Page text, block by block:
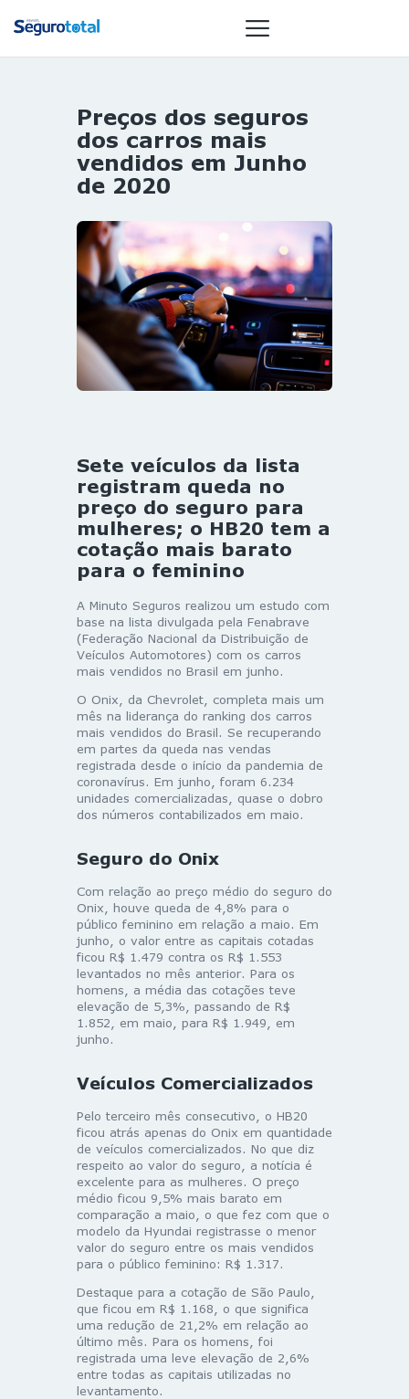
NOTÍCIAS
REVISTA
ESPECIAIS
OURO
ST SUMMIT
MULHERES
GESTORAS
HOMEST
HOME
Preços dos seguros
dos carros mais
vendidos em Junho
de 2020
Sete veículos da lista
registram queda no
preço do seguro para
mulheres; o HB20 tem a
cotação mais barato
para o feminino
A Minuto Seguros realizou um estudo com
base na lista divulgada pela Fenabrave
(Federação Nacional da Distribuição de
Veículos Automotores) com os carros
mais vendidos no Brasil em junho.
O Onix, da Chevrolet, completa mais um
mês na liderança do ranking dos carros
mais vendidos do Brasil. Se recuperando
em partes da queda nas vendas
registrada desde o início da pandemia de
coronavírus. Em junho, foram 6.234
unidades comercializadas, quase o dobro
dos números contabilizados em maio.
Seguro do Onix
Com relação ao preço médio do seguro do
Onix, houve queda de 4,8% para o
público feminino em relação a maio. Em
junho, o valor entre as capitais cotadas
ficou R$ 1.479 contra os R$ 1.553
levantados no mês anterior. Para os
homens, a média das cotações teve
elevação de 5,3%, passando de R$
1.852, em maio, para R$ 1.949, em
junho.
Veículos Comercializados
Pelo terceiro mês consecutivo, o HB20
ficou atrás apenas do Onix em quantidade
de veículos comercializados. No que diz
respeito ao valor do seguro, a notícia é
excelente para as mulheres. O preço
médio ficou 9,5% mais barato em
comparação a maio, o que fez com que o
modelo da Hyundai registrasse o menor
valor do seguro entre os mais vendidos
para o público feminino: R$ 1.317.
Destaque para a cotação de São Paulo,
que ficou em R$ 1.168, o que significa
uma redução de 21,2% em relação ao
último mês. Para os homens, foi
registrada uma leve elevação de 2,6%
entre todas as capitais utilizadas no
levantamento.